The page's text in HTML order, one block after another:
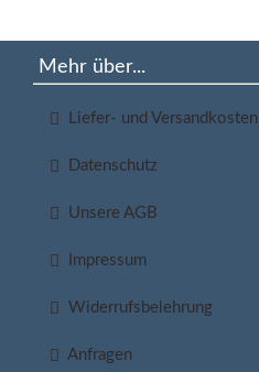
Mehr über...
Liefer- und Versandkosten
Datenschutz
Unsere AGB
Impressum
Widerrufsbelehrung
Anfragen